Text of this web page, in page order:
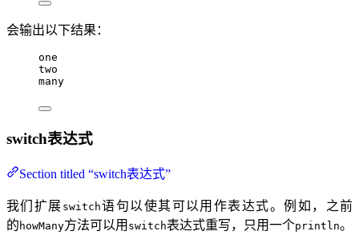
会输出以下结果：
one
two
many
switch表达式
Section titled “switch表达式”
我们扩展 switch语句以使其可以用作表达式。例如，之前
的 howMany方法可以用 switch表达式重写，只用一个println。